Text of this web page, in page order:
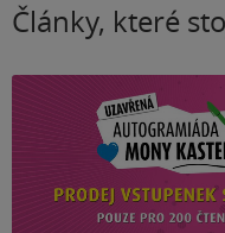
Články, které